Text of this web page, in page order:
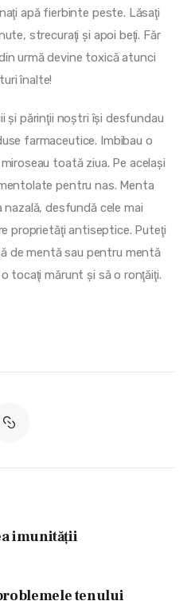
apă fierbinte peste. Lăsaţi
strecuraţi şi apoi beţi. Făr
urmă devine toxică atunci
înalte!
şi părinţii noştri îşi desfundau
farmaceutice. Imbibau o
toată ziua. Pe acelaşi
pentru nas. Menta
desfundă cele mai
proprietăţi antiseptice. Puteţi
de mentă sau pentru mentă
tocaţi mărunt şi să o ronţăiţi.
imunităţii
tenului